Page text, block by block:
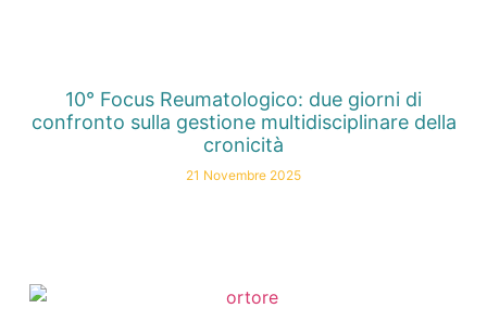
10° Focus Reumatologico: due giorni di
confronto sulla gestione multidisciplinare della
cronicità
21 Novembre 2025